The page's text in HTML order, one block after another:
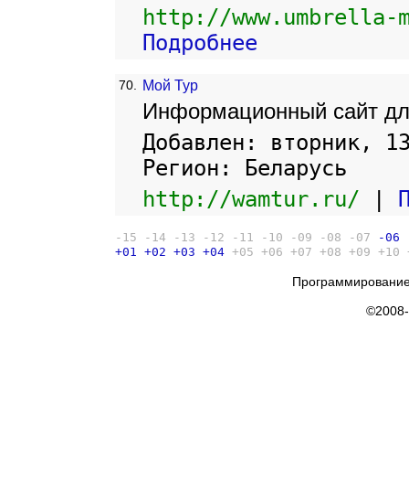
http://www.umbrella-
Подробнее
70. Мой Тур
Информационный сайт
Добавлен: вторник,
Регион: Беларусь
http://wamtur.ru/
-15 -14 -13 -12 -11 -10 -09 -08 -07 -06
+01 +02 +03 +04 +05 +06 +07 +08 +09 +10